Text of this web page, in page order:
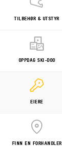
TILBEHØR & UTSTYR
OPPDAG SKI-DOO
EIERE
FINN EN FORHANDLER